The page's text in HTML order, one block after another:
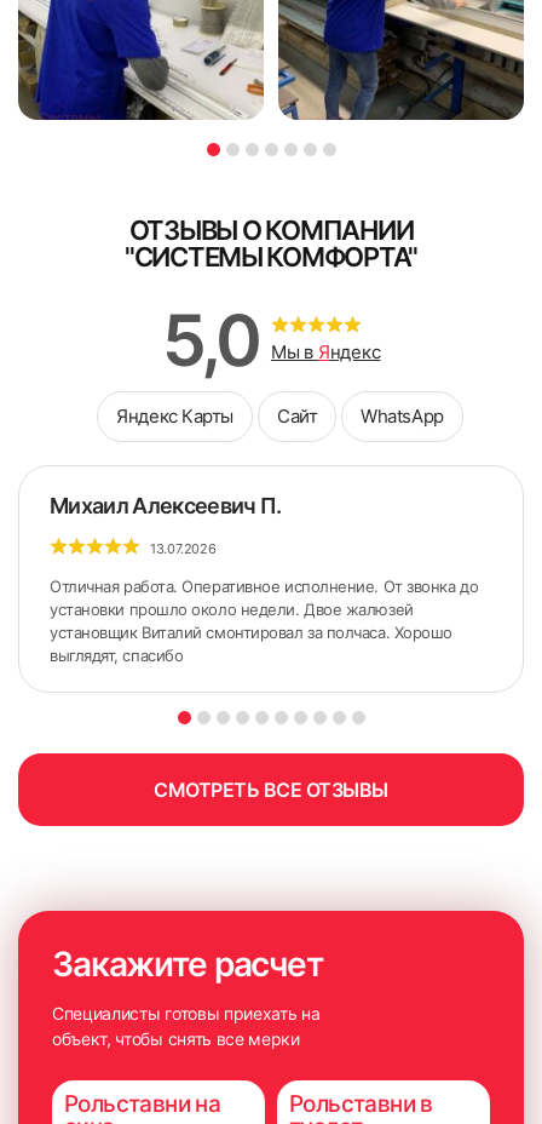
75 76
86
ОТЗЫВЫ О КОМПАНИИ
"СИСТЕМЫ КОМФОРТА"
5,0 Мы в Яндекс
Яндекс Карты Сайт WhatsApp
Михаил Алексеевич П.
13.07.2026
Отличная работа. Оперативное исполнение. От звонка до
установки прошло около недели. Двое жалюзей
установщик Виталий смонтировал за полчаса. Хорошо
выглядят, спасибо
СМОТРЕТЬ ВСЕ ОТЗЫВЫ
Закажите расчет
Специалисты готовы приехать на
объект, чтобы снять все мерки
Рольставни на
Рольставни в